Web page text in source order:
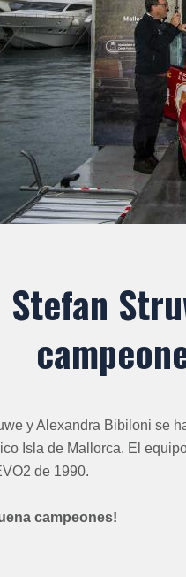
Stefan
y Alexandra Bibiloni se
Isla de Mallorca. El
de 1990.
campeones!